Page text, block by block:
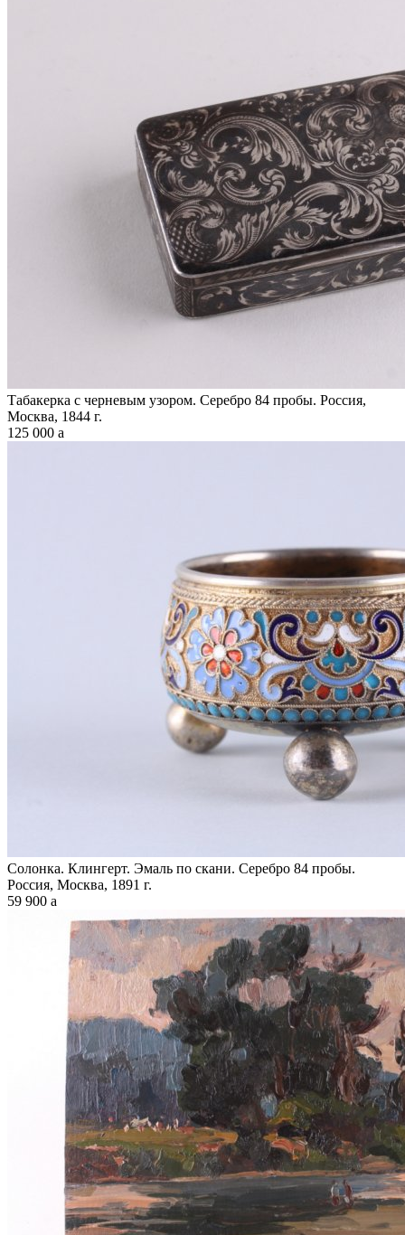
Табакерка с черневым узором. Серебро 84 пробы. Россия,
Москва, 1844 г.
125 000 a
Солонка. Клингерт. Эмаль по скани. Серебро 84 пробы.
Россия, Москва, 1891 г.
59 900 a